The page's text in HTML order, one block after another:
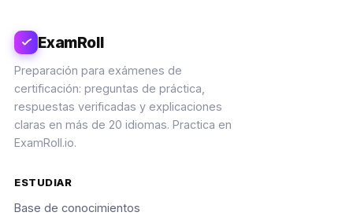
ExamRoll
Preparación para exámenes de
certificación: preguntas de práctica,
respuestas verificadas y explicaciones
claras en más de 20 idiomas. Practica en
ExamRoll.io.
ESTUDIAR
Base de conocimientos